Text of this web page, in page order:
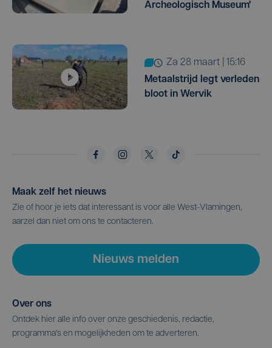
Archeologisch Museum'
za 28 maart | 15:16
Metaalstrijd legt verleden
bloot in Wervik
Maak zelf het nieuws
Zie of hoor je iets dat interessant is voor alle West-Vlamingen,
aarzel dan niet om ons te contacteren.
Nieuws melden
Over ons
Ontdek hier alle info over onze geschiedenis, redactie,
programma's en mogelijkheden om te adverteren.